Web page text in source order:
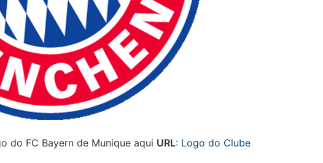
do FC Bayern de Munique aqui URL: Logo do Clube